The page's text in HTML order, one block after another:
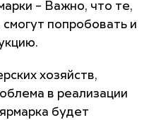
– Важно, что те,
попробовать и
хозяйств,
в реализации
будет